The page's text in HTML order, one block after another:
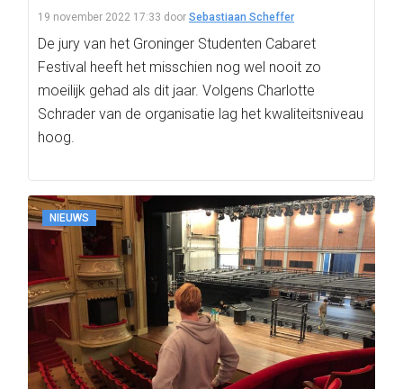
19 november 2022 17:33 door Sebastiaan Scheffer
De jury van het Groninger Studenten Cabaret
Festival heeft het misschien nog wel nooit zo
moeilijk gehad als dit jaar. Volgens Charlotte
Schrader van de organisatie lag het kwaliteitsniveau
hoog.
NIEUWS